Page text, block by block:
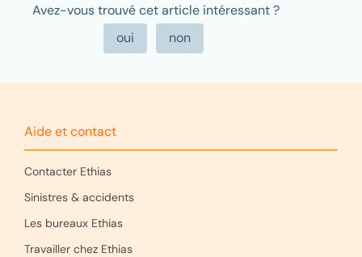
Avez-vous trouvé cet article intéressant ?
Aide et contact
Contacter Ethias
Sinistres & accidents
Les bureaux Ethias
Travailler chez Ethias